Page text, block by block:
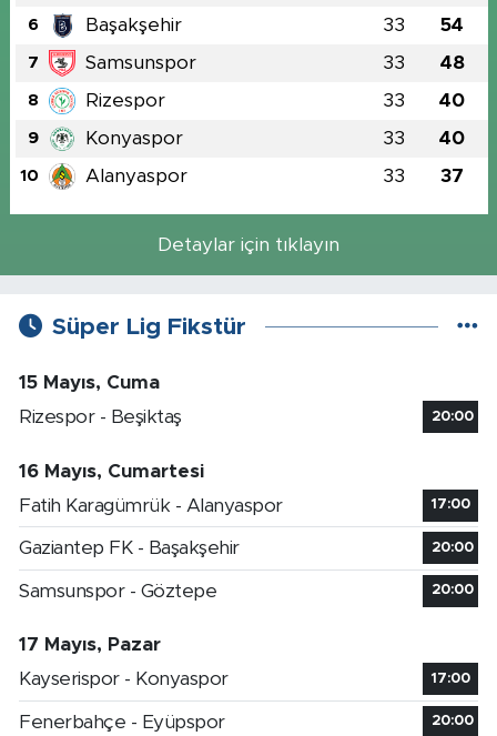
6 Başakşehir 33 54
7 Samsunspor 33 48
8 Rizespor 33 40
9 Konyaspor 33 40
10 Alanyaspor 33 37
Detaylar için tıklayın
Süper Lig Fikstür
15 Mayıs, Cuma
Rizespor - Beşiktaş
20:00
16 Mayıs, Cumartesi
Fatih Karagümrük - Alanyaspor
17:00
Gaziantep FK - Başakşehir 20:00
Samsunspor - Göztepe 20:00
17 Mayıs, Pazar
Kayserispor - Konyaspor
17:00
Fenerbahçe - Eyüpspor 20:00